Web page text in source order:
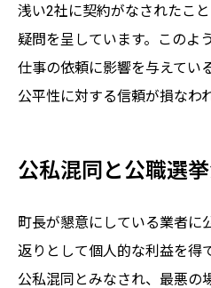
浅い2社に契約がなされたこ
疑問を呈しています。このよ
仕事の依頼に影響を与えてい
公平性に対する信頼が損なわ
公私混同と公職選
町長が懇意にしている業者に
返りとして個人的な利益を得
公私混同とみなされ、最悪の